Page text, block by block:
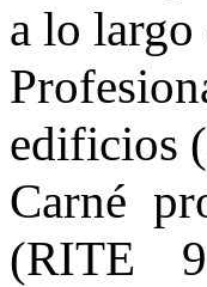
a lo largo
edificios
Carné
(RITE